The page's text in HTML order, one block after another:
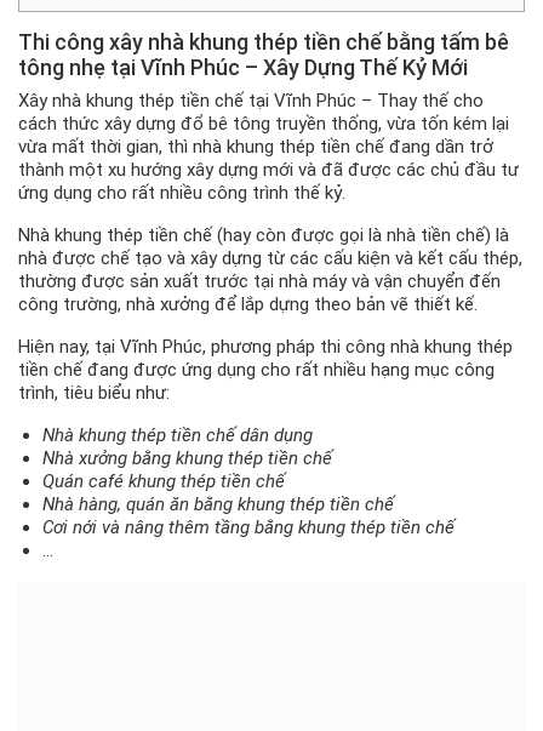
Thi côngxây nhà khung thép tiền chế bằng tấm bê
tông nhẹ tại Vĩnh Phúc – Xây Dựng Thế Kỷ Mới
Xây nhà khung thép tiền chế tại Vĩnh Phúc – Thay thế cho
cách thức xây dựng đổ bê tông truyền thống, vừa tốn kém lại
vừa mất thời gian, thì nhà khung thép tiền chế đang dần trở
thành một xu hướng xây dựng mới và đã được các chủ đầu tư
ứng dụng cho rất nhiều công trình thế kỷ.
Nhà khung thép tiền chế (hay còn được gọi là nhà tiền chế) là
nhà được chế tạo và xây dựng từ các cấu kiện và kết cấu thép,
thường được sản xuất trước tại nhà máy và vận chuyển đến
công trường, nhà xưởng để lắp dựng theo bản vẽ thiết kế.
Hiện nay, tại Vĩnh Phúc, phương pháp thi công nhà khung thép
tiền chế đang được ứng dụng cho rất nhiều hạng mục công
trình, tiêu biểu như:
Nhà khung thép tiền chế dân dụng
Nhà xưởng bằng khung thép tiền chế
Quán café khung thép tiền chế
Nhà hàng, quán ăn bằng khung thép tiền chế
Cơi nới và nâng thêm tầng bằng khung thép tiền chế
…